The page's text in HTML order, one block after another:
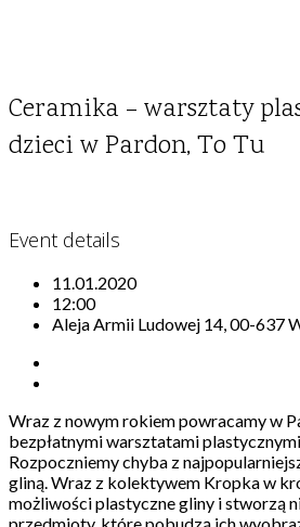
Ceramika – warsztaty
dzieci w Pardon, To Tu
Event details
11.01.2020
12:00
Aleja Armii Ludowej 14, 00-637
Wraz z nowym rokiem powracamy w
bezpłatnymi warsztatami
Rozpoczniemy chyba z
gliną. Wraz z kolektywem Kropka w
możliwości plastyczne gliny i stworzą